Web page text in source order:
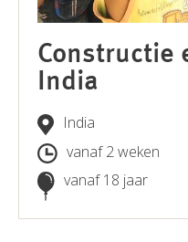
Constructie
India
India
vanaf 2 weken
vanaf 18 jaar